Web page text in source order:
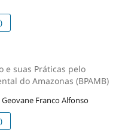
e suas Práticas pelo
do Amazonas (BPAMB)
Franco Alfonso